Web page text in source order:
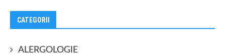
CATEGORII
ALERGOLOGIE